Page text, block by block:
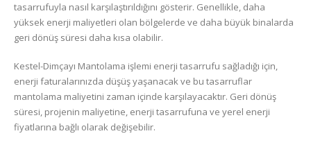
tasarrufuyla nasıl karşılaştırıldığını gösterir. Genellikle, daha
yüksek enerji maliyetleri olan bölgelerde ve daha büyük binalarda
geri dönüş süresi daha kısa olabilir.
Kestel-Dimçayı Mantolama işlemi enerji tasarrufu sağladığı için,
enerji faturalarınızda düşüş yaşanacak ve bu tasarruflar
mantolama maliyetini zaman içinde karşılayacaktır. Geri dönüş
süresi, projenin maliyetine, enerji tasarrufuna ve yerel enerji
fiyatlarına bağlı olarak değişebilir.